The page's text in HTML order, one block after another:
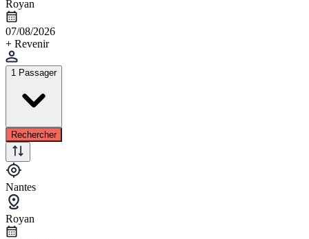
Royan
07/08/2026
+ Revenir
1 Passager
Rechercher
Nantes
Royan